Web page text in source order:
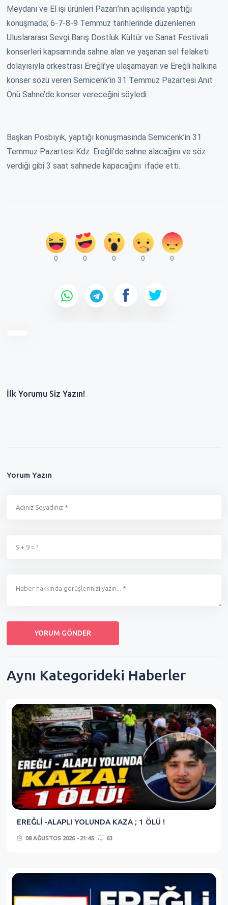
Meydanı ve El işi ürünleri Pazarı’nın açılışında yaptığı
konuşmada; 6-7-8-9 Temmuz tarihlerinde düzenlenen
Uluslararası Sevgi Barış Dostluk Kültür ve Sanat Festivali
konserleri kapsamında sahne alan ve yaşanan sel felaketi
dolayısıyla orkestrası Ereğli’ye ulaşamayan ve Ereğli halkına
konser sözü veren Semicenk’in 31 Temmuz Pazartesi Anıt
Önü Sahne’de konser vereceğini söyledi.
Başkan Posbıyık, yaptığı konuşmasında Semicenk’in 31
Temmuz Pazartesi Kdz. Ereğli’de sahne alacağını ve söz
verdiği gibi 3 saat sahnede kapacağını ifade etti.
0 0 0 0 0
İlk Yorumu Siz Yazın!
Yorum Yazın
Aynı Kategorideki Haberler
EREĞLİ -ALAPLI YOLUNDA KAZA ; 1 ÖLÜ !
08 AĞUSTOS 2026 - 21:45 63